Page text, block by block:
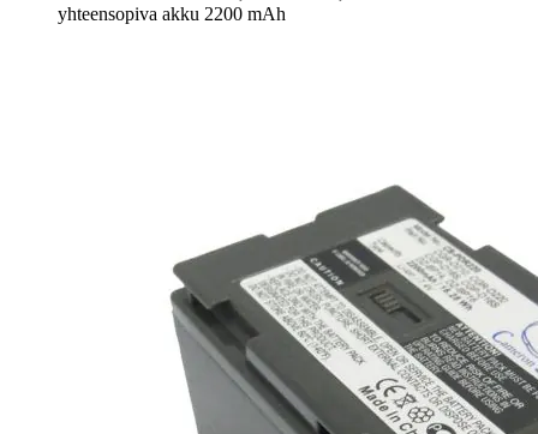
yhteensopiva akku 2200 mAh